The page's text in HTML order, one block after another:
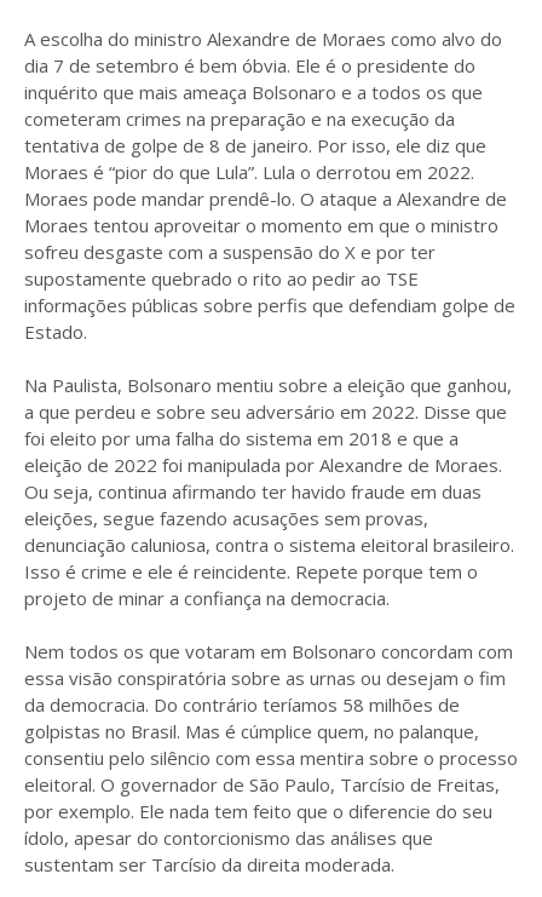
A escolha do ministro Alexandre de Moraes como alvo do
dia 7 de setembro é bem óbvia. Ele é o presidente do
inquérito que mais ameaça Bolsonaro e a todos os que
cometeram crimes na preparação e na execução da
tentativa de golpe de 8 de janeiro. Por isso, ele diz que
Moraes é “pior do que Lula”. Lula o derrotou em 2022.
Moraes pode mandar prendê-lo. O ataque a Alexandre de
Moraes tentou aproveitar o momento em que o ministro
sofreu desgaste com a suspensão do X e por ter
supostamente quebrado o rito ao pedir ao TSE
informações públicas sobre perfis que defendiam golpe de
Estado.
Na Paulista, Bolsonaro mentiu sobre a eleição que ganhou,
a que perdeu e sobre seu adversário em 2022. Disse que
foi eleito por uma falha do sistema em 2018 e que a
eleição de 2022 foi manipulada por Alexandre de Moraes.
Ou seja, continua afirmando ter havido fraude em duas
eleições, segue fazendo acusações sem provas,
denunciação caluniosa, contra o sistema eleitoral brasileiro.
Isso é crime e ele é reincidente. Repete porque tem o
projeto de minar a confiança na democracia.
Nem todos os que votaram em Bolsonaro concordam com
essa visão conspiratória sobre as urnas ou desejam o fim
da democracia. Do contrário teríamos 58 milhões de
golpistas no Brasil. Mas é cúmplice quem, no palanque,
consentiu pelo silêncio com essa mentira sobre o processo
eleitoral. O governador de São Paulo, Tarcísio de Freitas,
por exemplo. Ele nada tem feito que o diferencie do seu
ídolo, apesar do contorcionismo das análises que
sustentam ser Tarcísio da direita moderada.